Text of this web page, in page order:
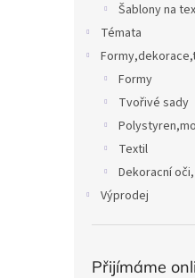
Šablony na
Témata
Formy
Tvořivé sady
Textil
Dekoracní
Výprodej
Přijímáme